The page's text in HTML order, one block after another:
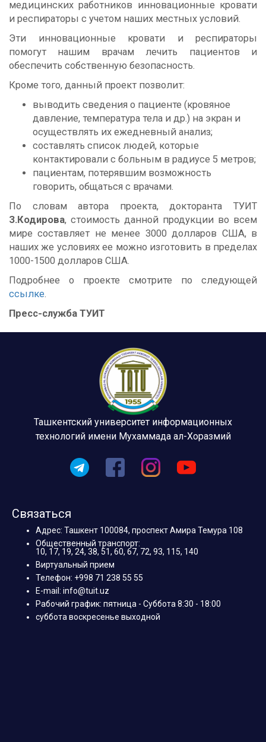
медицинских работников инновационные кровати
и респираторы с учетом наших местных условий.
Эти инновационные кровати и респираторы
помогут нашим врачам лечить пациентов и
обеспечить собственную безопасность.
Кроме того, данный проект позволит:
выводить сведения о пациенте (кровяное
давление, температура тела и др.) на экран и
осуществлять их ежедневный анализ;
составлять список людей, которые
контактировали с больным в радиусе 5 метров;
пациентам, потерявшим возможность
говорить, общаться с врачами.
По словам автора проекта, докторанта ТУИТ
З.Кодирова, стоимость данной продукции во всем
мире составляет не менее 3000 долларов США, в
наших же условиях ее можно изготовить в пределах
1000-1500 долларов США.
Подробнее о проекте смотрите по следующей
ссылке
Пресс-служба ТУИТ
Ташкентский университет информационных
технологий имени Мухаммада ал-Хоразмий
Связаться
Адрес: Ташкент 100084, проспект Амира Темура 108
Общественный транспорт:
10, 17, 19, 24, 38, 51, 60, 67, 72, 93, 115, 140
Виртуальный прием
Телефон: +998 71 238 55 55
E-mail: info@tuit.uz
Рабочий график: пятница - Суббота 8:30 - 18:00
суббота воскресенье выходной